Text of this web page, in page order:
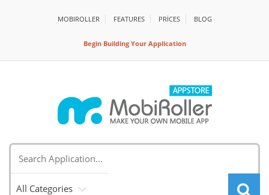
MOBIROLLER FEATURES PRİCES BLOG
Begin Building Your Application
All Categories